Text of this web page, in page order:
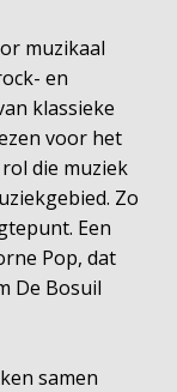
muzikaal
en
klassieke
voor het
die muziek
Zo
Een
Pop, dat
De Bosuil
samen